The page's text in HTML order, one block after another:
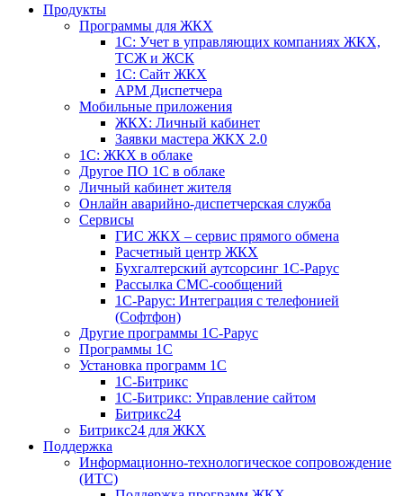
Продукты
Программы для ЖКХ
1С: Учет в управляющих компаниях ЖКХ,
ТСЖ и ЖСК
1С: Сайт ЖКХ
АРМ Диспетчера
Мобильные приложения
ЖКХ: Личный кабинет
Заявки мастера ЖКХ 2.0
1С: ЖКХ в облаке
Другое ПО 1С в облаке
Личный кабинет жителя
Онлайн аварийно-диспетчерская служба
Сервисы
ГИС ЖКХ – сервис прямого обмена
Расчетный центр ЖКХ
Бухгалтерский аутсорсинг 1С-Рарус
Рассылка СМС-сообщений
1С-Рарус: Интеграция с телефонией
(Софтфон)
Другие программы 1С-Рарус
Программы 1С
Установка программ 1С
1С-Битрикс
1С-Битрикс: Управление сайтом
Битрикс24
Битрикс24 для ЖКХ
Поддержка
Информационно-технологическое сопровождение
(ИТС)